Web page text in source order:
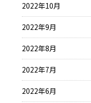
2022年10月
2022年9月
2022年8月
2022年7月
2022年6月